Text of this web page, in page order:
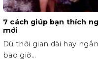
7 cách giúp bạn thích
mới
Dù thời gian dài hay
bao giờ...